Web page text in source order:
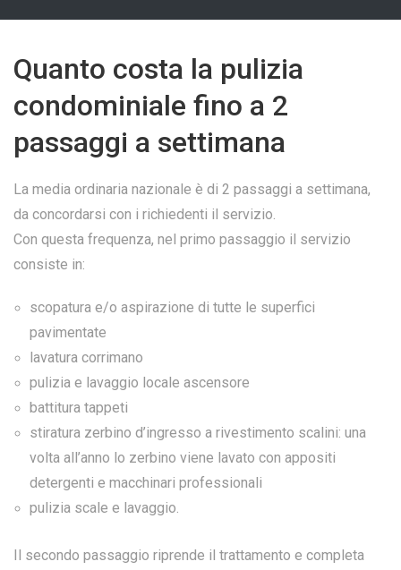
Quanto costa la pulizia
condominiale fino a 2
passaggi a settimana
La media ordinaria nazionale è di 2 passaggi a settimana,
da concordarsi con i richiedenti il servizio.
Con questa frequenza, nel primo passaggio il servizio
consiste in:
scopatura e/o aspirazione di tutte le superfici
pavimentate
lavatura corrimano
pulizia e lavaggio locale ascensore
battitura tappeti
stiratura zerbino d’ingresso a rivestimento scalini: una
volta all’anno lo zerbino viene lavato con appositi
detergenti e macchinari professionali
pulizia scale e lavaggio.
Il secondo passaggio riprende il trattamento e completa